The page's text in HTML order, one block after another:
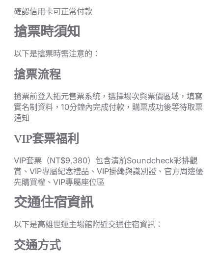
確認信用卡可正常付款
搶票時須知
以下是搶票時需注意的：
搶票流程
搶票前登入拓元售票系統，選擇場次與票價區域，填寫
實名制資料，10分鐘內完成付款，購票成功後等待取票
通知
VIP套票福利
VIP套票（NT$9,380）包含演前Soundcheck彩排觀
賞、VIP專屬紀念禮品、VIP掛繩與識別證、官方周邊優
先購買權、VIP專屬座位區
交通住宿資訊
以下是高雄世運主場館附近交通住宿資訊：
交通方式